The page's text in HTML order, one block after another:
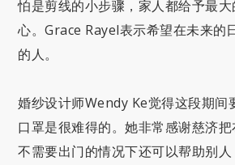
怕是剪线的小步骤，家人都给予最
心。Grace Rayel表示希望在未来的
的人。
婚纱设计师Wendy Ke觉得这段期间
口罩是很难得的。她非常感谢慈济
不需要出门的情况下还可以帮助别